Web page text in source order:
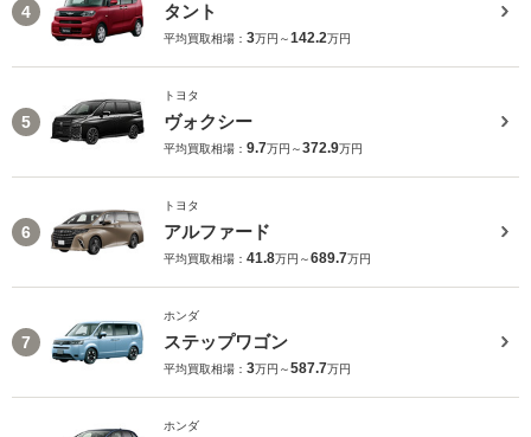
4 タント
平均買取相場： 3万円～142.2万円
5
トヨタ
ヴォクシー
平均買取相場： 9.7万円～372.9万円
6
トヨタ
アルファード
平均買取相場： 41.8万円～689.7万円
7
ホンダ
ステップワゴン
平均買取相場： 3万円～587.7万円
ホンダ